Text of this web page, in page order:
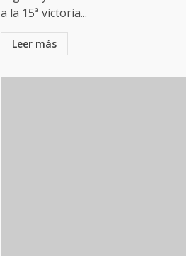
a la 15ª victoria...
Leer más